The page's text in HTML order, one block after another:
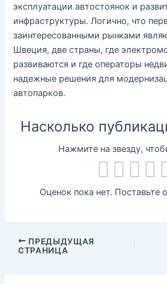
эксплуатации автостоянок и
инфраструктуры. Логично, что
заинтересованными рынками
Швеция, две страны, где
развиваются и где операторы
надежные решения для
автопарков.
Насколько
Нажмите на звезду,
Оценок пока нет. Поставьте
ПРЕДЫДУЩАЯ
СТРАНИЦА